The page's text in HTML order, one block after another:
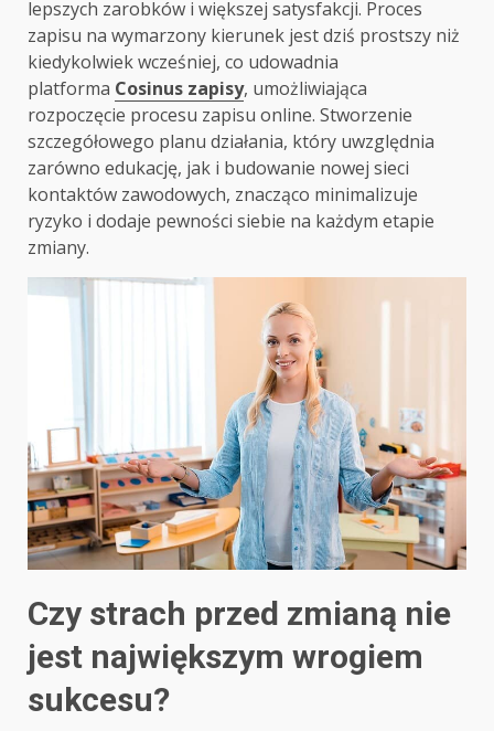
lepszych zarobków i większej satysfakcji. Proces
zapisu na wymarzony kierunek jest dziś prostszy niż
kiedykolwiek wcześniej, co udowadnia
platforma Cosinus zapisy, umożliwiająca
rozpoczęcie procesu zapisu online. Stworzenie
szczegółowego planu działania, który uwzględnia
zarówno edukację, jak i budowanie nowej sieci
kontaktów zawodowych, znacząco minimalizuje
ryzyko i dodaje pewności siebie na każdym etapie
zmiany.
Czy strach przed zmianą nie
jest największym wrogiem
sukcesu?